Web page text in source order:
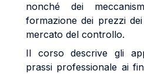
nonché dei
formazione dei prezzi
mercato del controllo.
Il corso descrive gli
prassi professionale ai